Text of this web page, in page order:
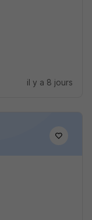
il y a 8 jours